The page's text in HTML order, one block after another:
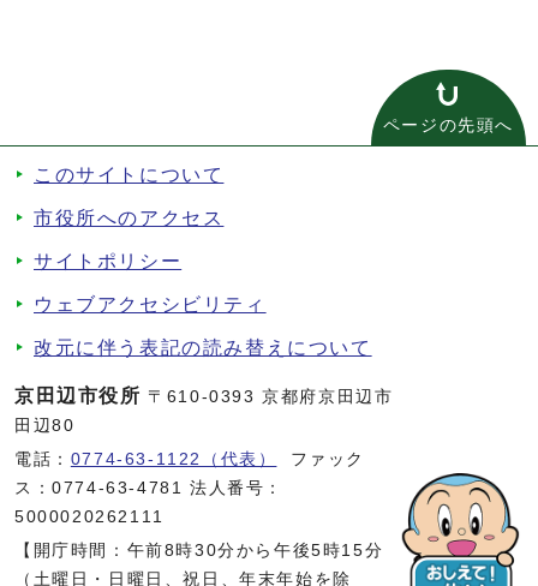
ページの先頭へ
このサイトについて
市役所へのアクセス
サイトポリシー
ウェブアクセシビリティ
改元に伴う表記の読み替えについて
京田辺市役所 〒610-0393 京都府京田辺市
田辺80
電話： 0774-63-1122（代表）
ファック
ス：0774-63-4781 法人番号：
5000020262111
【開庁時間：午前8時30分から午後5時15分
（土曜日・日曜日、祝日、年末年始を除